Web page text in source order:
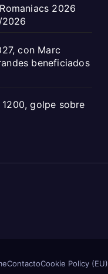
2026
con Marc
beneficiados
golpe sobre
ContactoCookie Policy (EU)